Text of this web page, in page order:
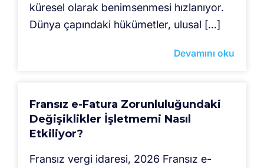
küresel olarak benimsenmesi hızlanıyor.
Dünya çapındaki hükümetler, ulusal […]
Devamını oku
Fransız e-Fatura Zorunluluğundaki
Değişiklikler İşletmemi Nasıl
Etkiliyor?
Fransız vergi idaresi, 2026 Fransız e-